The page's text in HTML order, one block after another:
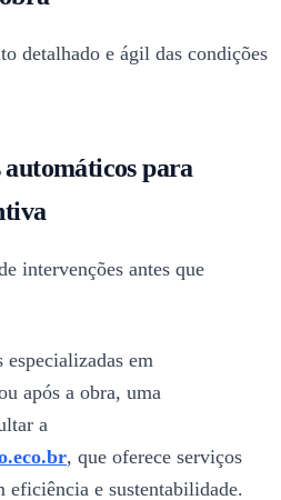
detalhado e ágil das condições
para
intervenções antes que
especializadas em
após a obra, uma
a
, que oferece serviços
e sustentabilidade.